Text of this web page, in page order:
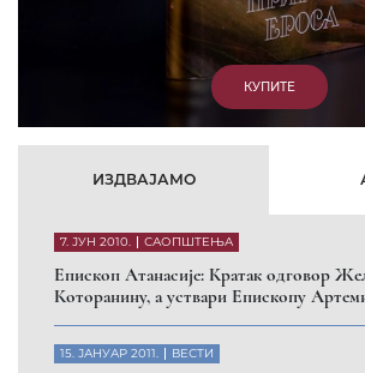
ИЗДВАЈАМО
7. ЈУН 2010. САОПШТЕЊА
Eпископ Атанасије: Кратак одговор
Которанину, а уствари Епископу
15. ЈАНУАР 2011. ВЕСТИ